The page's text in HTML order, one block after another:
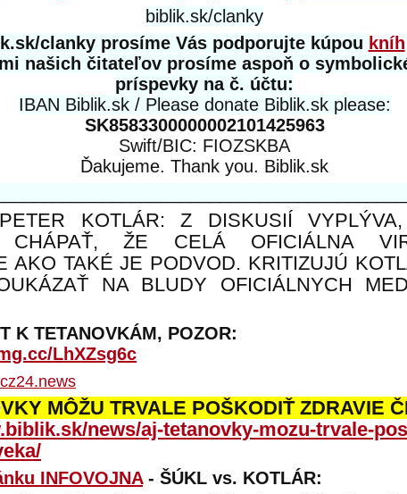
biblik.sk/clanky
clanky prosíme Vás podporujte kúpou kníh
našich čitateľov prosíme aspoň o
príspevky na č. účtu:
IBAN Biblik.sk / Please donate Biblik.sk please:
SK8583300000002101425963
Swift/BIC: FIOZSKBA
Ďakujeme. Thank you. Biblik.sk
KOTLÁR: Z DISKUSIÍ
CHÁPAŤ, ŽE CELÁ OFICIÁLNA
AKO TAKÉ JE PODVOD. KRITIZUJÚ
NA BLUDY OFICIÁLNYCH
K TETANOVKÁM, POZOR:
LhXZsg6c
cz24.news
MÔŽU TRVALE POŠKODIŤ ZDRAVIE
news/aj-tetanovky-mozu-trvale-
INFOVOJNA- ŠÚKL vs. KOTLÁR: